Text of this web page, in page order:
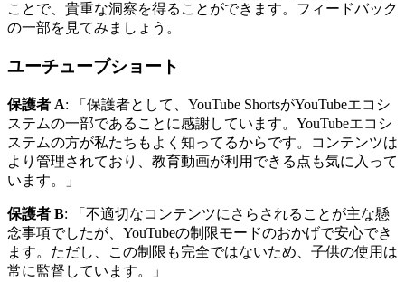
ことで、貴重な洞察を得ることができます。フィードバック
の一部を見てみましょう。
ユーチューブショート
保護者 A: 「保護者として、YouTube ShortsがYouTubeエコシ
ステムの一部であることに感謝しています。YouTubeエコシ
ステムの方が私たちもよく知ってるからです。コンテンツは
より管理されており、教育動画が利用できる点も気に入って
います。」
保護者 B: 「不適切なコンテンツにさらされることが主な懸
念事項でしたが、YouTubeの制限モードのおかげで安心でき
ます。ただし、この制限も完全ではないため、子供の使用は
常に監督しています。」